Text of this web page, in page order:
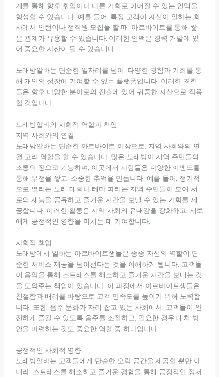
계를 통해 향후 취업이나 다른 기회로 이어질 수 있는 인맥을
형성할 수 있습니다. 예를 들어, 특정 고객이 자신이 일하는 회
사에서 인턴이나 정직원 모집을 할 때, 아르바이트를 통해 쌓
은 관계가 유용할 수 있습니다. 이러한 인맥은 경력 개발에 있
어 중요한 자산이 될 수 있습니다.
노래방알바는 단순한 일자리를 넘어, 다양한 경험과 기회를 통
해 개인의 성장에 기여할 수 있는 플랫폼입니다. 이러한 경험
들은 향후 다양한 분야로의 진출에 있어 귀중한 자산으로 작용
할 것입니다.
노래방알바의 사회적 역할과 책임
지역 사회와의 연결
노래방알바는 단순한 아르바이트 이상으로, 지역 사회와의 연
결 고리 역할을 할 수 있습니다. 많은 노래방이 지역 주민들의
소통의 장으로 기능하며, 이곳에서 사람들은 다양한 이벤트를
통해 우정을 쌓고, 소중한 추억을 만듭니다. 예를 들어, 정기적
으로 열리는 노래 대회나 테마 파티는 지역 주민들이 모여 서
로의 재능을 공유하고 즐거운 시간을 보낼 수 있는 기회를 제
공합니다. 이러한 활동은 지역 사회의 유대감을 강화하고, 서로
에게 긍정적인 영향을 미치는 데 기여합니다.
사회적 책임
노래방에서 일하는 아르바이트생들은 종종 자신의 역할이 단
순한 서비스 제공을 넘어선다는 것을 이해하게 됩니다. 고객들
이 음악을 통해 스트레스를 해소하고 즐거운 시간을 보내는 것
을 도와주는 책임이 있습니다. 이 과정에서 아르바이트생들은
친절함과 배려를 바탕으로 고객 만족도를 높이기 위해 노력합
니다. 또한, 음주 문화가 자리 잡고 있는 사회에서, 고객들이 안
전하게 즐길 수 있도록 음주를 조절하고, 필요한 경우 대처 방
안을 마련하는 것도 중요한 역할 중 하나입니다.
긍정적인 사회적 영향
노래방알바는 고객들에게 단순한 오락 공간을 제공할 뿐만 아
니라, 스트레스를 해소하고 즐거운 경험을 통해 긍정적인 정서